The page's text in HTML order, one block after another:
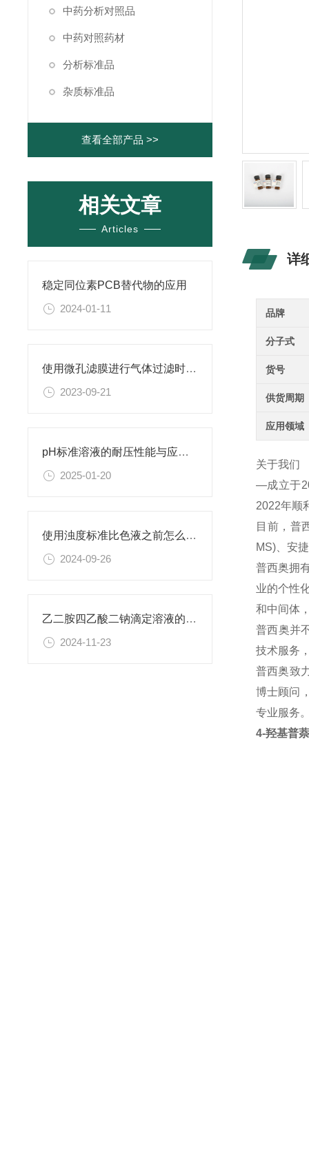
中药分析对照品
中药对照药材
分析标准品
杂质标准品
查看全部产品 >>
相关文章
Articles
稳定同位素PCB替代物的应用
2024-01-11
使用微孔滤膜进行气体过滤时，有哪些注意事项和常见问题需要关注？
2023-09-21
pH标准溶液的耐压性能与应用领域
2025-01-20
使用浊度标准比色液之前怎么可以不了解这些！
2024-09-26
乙二胺四乙酸二钠滴定溶液的稳定性与保存条件
2024-11-23
详
品牌
分子式
货号
供货周期
应用领域
关于我们
—成立于
2022年顺
目前，普
MS)、安
普西奥拥
业的个性
和中间体
普西奥并
技术服务
普西奥致
博士顾问
专业服务
4-羟基普